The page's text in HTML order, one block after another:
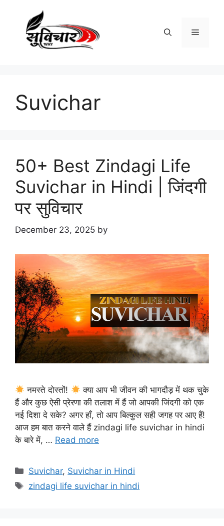
content
Menu
Suvichar
50+ Best Zindagi Life
Suvichar in Hindi | जिंदगी
पर सुविचार
December 23, 2025 by
नमस्ते दोस्तों!
क्या आप भी जीवन की भागदौड़ में थक चुके
हैं और कुछ ऐसी प्रेरणा की तलाश में हैं जो आपकी जिंदगी को एक
नई दिशा दे सके? अगर हाँ, तो आप बिल्कुल सही जगह पर आए हैं!
आज हम बात करने वाले हैं zindagi life suvichar in hindi
के बारे में, … Read more
Categories
Suvichar, Suvichar in Hindi
Tags
zindagi life suvichar in hindi